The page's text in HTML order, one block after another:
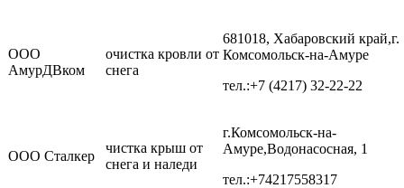
ООО
АмурДВком
очистка кровли от
снега
681018, Хабаровский край,г.
Комсомольск-на-Амуре
тел.:+7 (4217) 32-22-22
ООО Сталкер
чистка крыш от
снега и наледи
г.Комсомольск-на-
Амуре,Водонасосная, 1
тел.:+74217558317